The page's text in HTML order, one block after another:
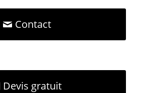
Contact
Devis gratuit